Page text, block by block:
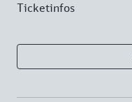
Ticketinfos